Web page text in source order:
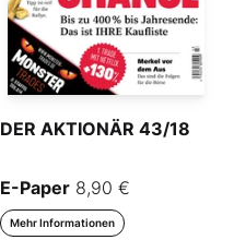
DER AKTIONÄR 43/18
E-Paper 8,90 €
Mehr Informationen